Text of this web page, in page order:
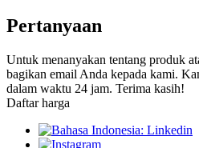
Pertanyaan
Untuk menanyakan tentang produk
bagikan email Anda kepada kami.
dalam waktu 24 jam. Terima kasih!
Daftar harga